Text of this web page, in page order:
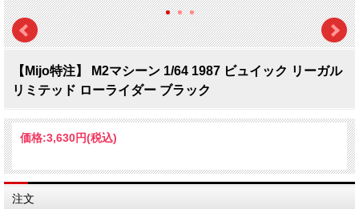
【Mijo特注】 M2マシーン 1/64 1987 ビュイック リーガル
リミテッド ローライダー ブラック
価格:3,630円(税込)
注文